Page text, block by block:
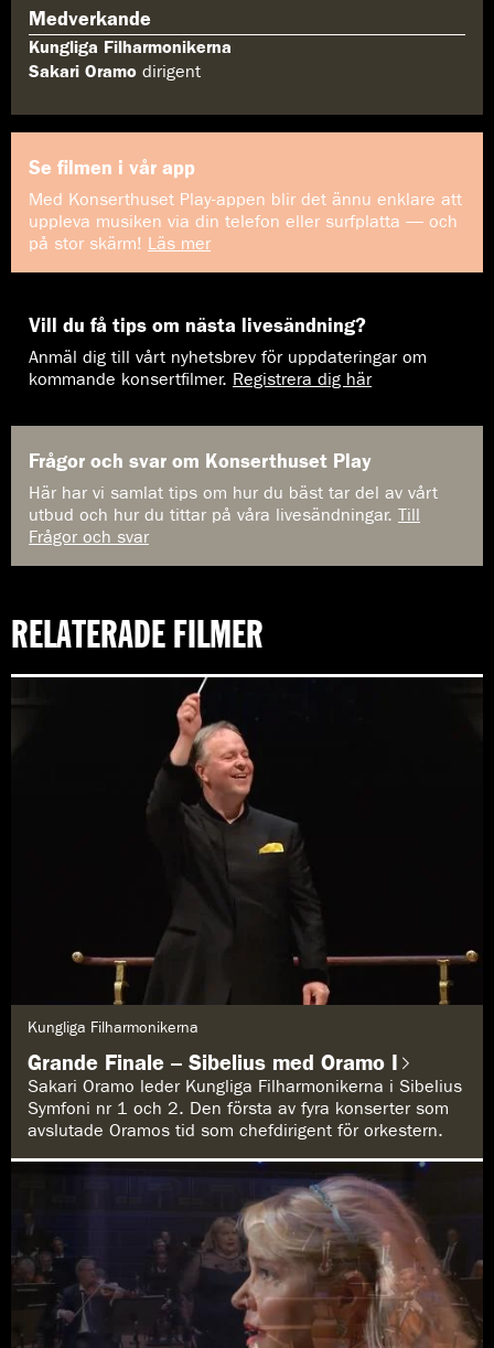
Medverkande
Kungliga Filharmonikerna
Sakari Oramo dirigent
Se filmen i vår app
Med Konserthuset Play-appen blir det ännu enklare att
uppleva musiken via din telefon eller surfplatta — och
på stor skärm! Läs mer
Vill du få tips om nästa livesändning?
Anmäl dig till vårt nyhetsbrev för uppdateringar om
kommande konsertfilmer. Registrera dig här
Frågor och svar om Konserthuset Play
Här har vi samlat tips om hur du bäst tar del av vårt
utbud och hur du tittar på våra livesändningar. Till
Frågor och svar
RELATERADE FILMER
Kungliga Filharmonikerna
Grande Finale – Sibelius med Oramo I
Sakari Oramo leder Kungliga Filharmonikerna i Sibelius
Symfoni nr 1 och 2. Den första av fyra konserter som
avslutade Oramos tid som chefdirigent för orkestern.